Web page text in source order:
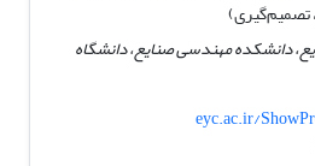
تصمیم‌گیری)
دانشکده مهندسی صنایع، دانشگاه
eyc.ac.ir/